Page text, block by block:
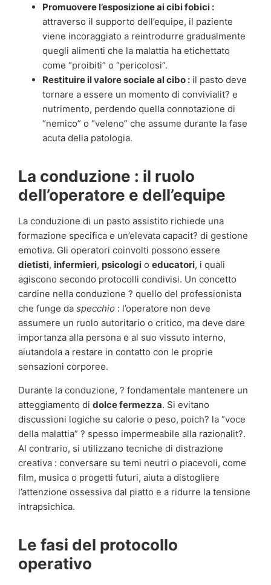
Promuovere l’esposizione ai cibi fobici :
attraverso il supporto dell’equipe, il paziente
viene incoraggiato a reintrodurre gradualmente
quegli alimenti che la malattia ha etichettato
come “proibiti” o “pericolosi”.
Restituire il valore sociale al cibo : il pasto deve
tornare a essere un momento di convivialit? e
nutrimento, perdendo quella connotazione di
“nemico” o “veleno” che assume durante la fase
acuta della patologia.
La conduzione : il ruolo
dell’operatore e dell’equipe
La conduzione di un pasto assistito richiede una
formazione specifica e un’elevata capacit? di gestione
emotiva. Gli operatori coinvolti possono essere
dietisti, infermieri, psicologi o educatori, i quali
agiscono secondo protocolli condivisi. Un concetto
cardine nella conduzione ? quello del professionista
che funge da specchio : l’operatore non deve
assumere un ruolo autoritario o critico, ma deve dare
importanza alla persona e al suo vissuto interno,
aiutandola a restare in contatto con le proprie
sensazioni corporee.
Durante la conduzione, ? fondamentale mantenere un
atteggiamento di dolce fermezza. Si evitano
discussioni logiche su calorie o peso, poich? la “voce
della malattia” ? spesso impermeabile alla razionalit?.
Al contrario, si utilizzano tecniche di distrazione
creativa : conversare su temi neutri o piacevoli, come
film, musica o progetti futuri, aiuta a distogliere
l’attenzione ossessiva dal piatto e a ridurre la tensione
intrapsichica.
Le fasi del protocollo
operativo